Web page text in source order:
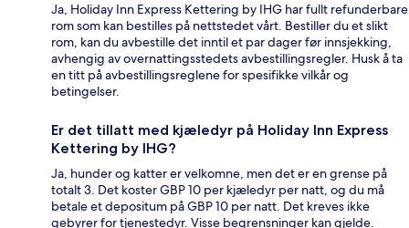
Ja, Holiday Inn Express Kettering by IHG har fullt refunderbare
rom som kan bestilles på nettstedet vårt. Bestiller du et slikt
rom, kan du avbestille det inntil et par dager før innsjekking,
avhengig av overnattingsstedets avbestillingsregler. Husk å ta
en titt på avbestillingsreglene for spesifikke vilkår og
betingelser.
Er det tillatt med kjæledyr på Holiday Inn Express
Kettering by IHG?
Ja, hunder og katter er velkomne, men det er en grense på
totalt 3. Det koster GBP 10 per kjæledyr per natt, og du må
betale et depositum på GBP 10 per natt. Det kreves ikke
gebyrer for tjenestedyr. Visse begrensninger kan gjelde.